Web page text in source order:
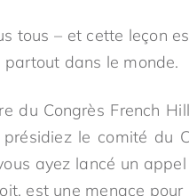
tous – et cette leçon
dans le monde.
du Congrès French
le comité du
ayez lancé un
est une menace